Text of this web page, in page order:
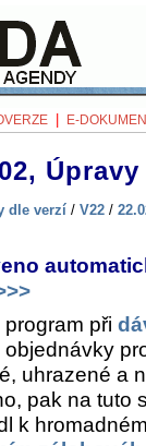
E-
dle verzí / V22 /
při
uhrazené a
pak na tuto
k